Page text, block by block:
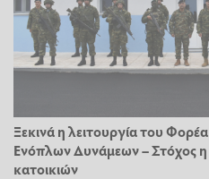
Ξεκινά η λειτουργία του
Ενόπλων Δυνάμεων – Στόχος
κατοικιών